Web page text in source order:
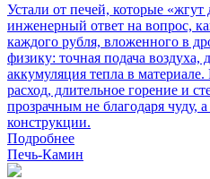
Устали от печей, которые
инженерный ответ на вопрос,
каждого рубля, вложенного в
физику: точная подача
аккумуляция тепла в
расход, длительное горение и
прозрачным не благодаря чуду,
конструкции.
Подробнее
Печь-Камин